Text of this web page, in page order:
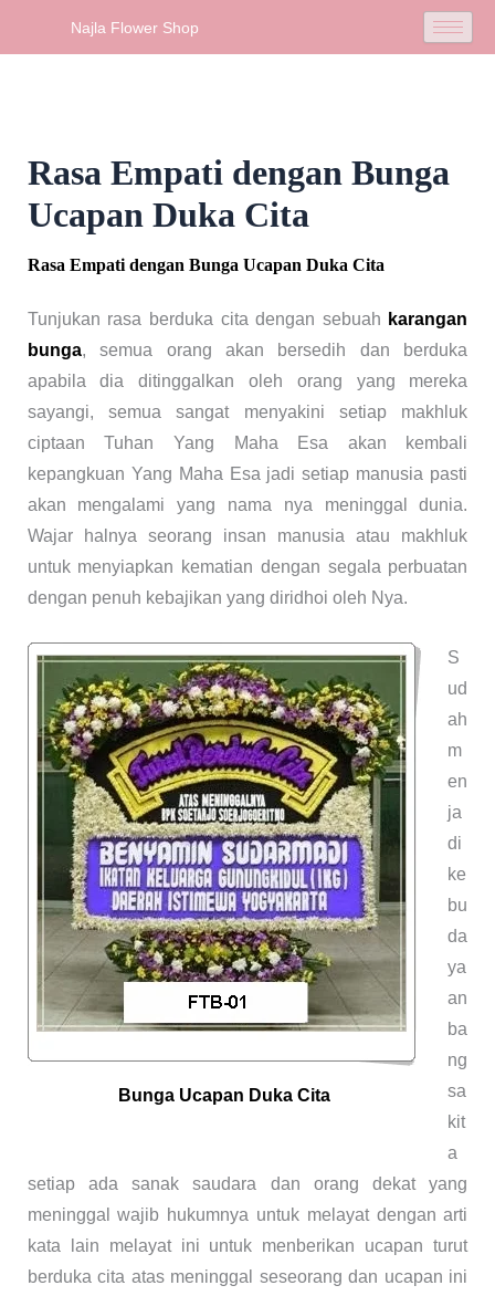
Najla Flower Shop
Rasa Empati dengan Bunga
Ucapan Duka Cita
Rasa Empati dengan Bunga Ucapan Duka Cita
Tunjukan rasa berduka cita dengan sebuah karangan
bunga, semua orang akan bersedih dan berduka
apabila dia ditinggalkan oleh orang yang mereka
sayangi, semua sangat menyakini setiap makhluk
ciptaan Tuhan Yang Maha Esa akan kembali
kepangkuan Yang Maha Esa jadi setiap manusia pasti
akan mengalami yang nama nya meninggal dunia.
Wajar halnya seorang insan manusia atau makhluk
untuk menyiapkan kematian dengan segala perbuatan
dengan penuh kebajikan yang diridhoi oleh Nya.
Bunga Ucapan Duka Cita
S
ud
ah
m
en
ja
di
ke
bu
da
ya
an
ba
ng
sa
kit
a
setiap ada sanak saudara dan orang dekat yang
meninggal wajib hukumnya untuk melayat dengan arti
kata lain melayat ini untuk menberikan ucapan turut
berduka cita atas meninggal seseorang dan ucapan ini